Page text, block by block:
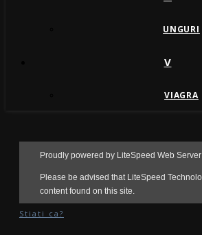
UNGURI
V
VIAGRA
Stiati ca?